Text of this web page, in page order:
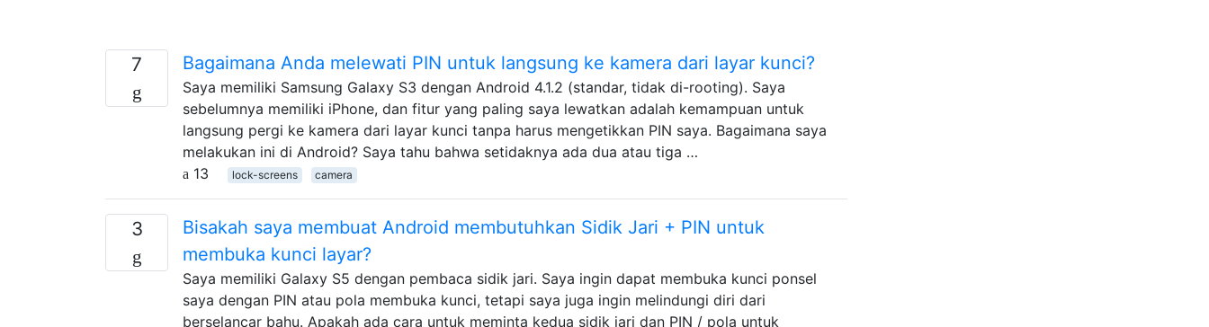
7 Bagaimana Anda melewati PIN untuk langsung ke kamera dari layar kunci?
Saya memiliki Samsung Galaxy S3 dengan Android 4.1.2 (standar, tidak di-rooting). Saya
sebelumnya memiliki iPhone, dan fitur yang paling saya lewatkan adalah kemampuan untuk
langsung pergi ke kamera dari layar kunci tanpa harus mengetikkan PIN saya. Bagaimana saya
melakukan ini di Android? Saya tahu bahwa setidaknya ada dua atau tiga …
13
lock-screens camera
3
Bisakah saya membuat Android membutuhkan Sidik Jari + PIN untuk
membuka kunci layar?
Saya memiliki Galaxy S5 dengan pembaca sidik jari. Saya ingin dapat membuka kunci ponsel
saya dengan PIN atau pola membuka kunci, tetapi saya juga ingin melindungi diri dari
berselancar bahu. Apakah ada cara untuk meminta kedua sidik jari dan PIN / pola untuk